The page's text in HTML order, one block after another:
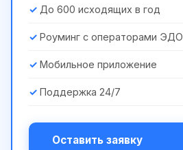
До 600 исходящих в год
Роуминг с операторами ЭДО
Мобильное приложение
Поддержка 24/7
Оставить заявку